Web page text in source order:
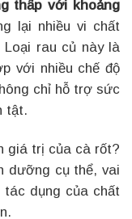
thấp với khoảng
lại nhiều vi chất
rau củ này là
với nhiều chế độ
chỉ hỗ trợ sức
tật.
giá trị của cà rốt?
dưỡng cụ thể, vai
dụng của chất